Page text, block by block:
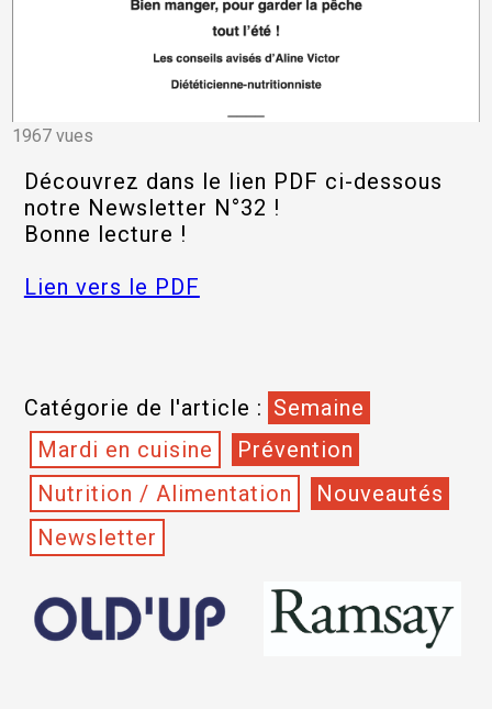
1967 vues
Découvrez dans le lien PDF ci-dessous
notre Newsletter N°32 !
Bonne lecture !
Lien vers le PDF
Catégorie de l'article : Semaine
Mardi en cuisine
Prévention
Nutrition / Alimentation
Nouveautés
Newsletter